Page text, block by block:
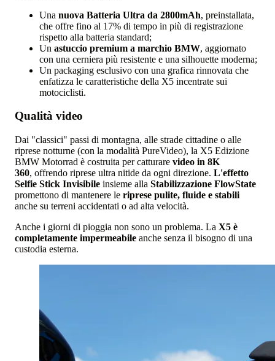
Una nuova Batteria Ultra da 2800mAh, preinstallata,
che offre fino al 17% di tempo in più di registrazione
rispetto alla batteria standard;
Un astuccio premium a marchio BMW, aggiornato
con una cerniera più resistente e una silhouette moderna;
Un packaging esclusivo con una grafica rinnovata che
enfatizza le caratteristiche della X5 incentrate sui
motociclisti.
Qualità video
Dai "classici" passi di montagna, alle strade cittadine o alle
riprese notturne (con la modalità PureVideo), la X5 Edizione
BMW Motorrad è costruita per catturare video in 8K
360, offrendo riprese ultra nitide da ogni direzione. L'effetto
Selfie Stick Invisibile insieme alla Stabilizzazione FlowState
promettono di mantenere le riprese pulite, fluide e stabili
anche su terreni accidentati o ad alta velocità.
Anche i giorni di pioggia non sono un problema. La X5 è
completamente impermeabile anche senza il bisogno di una
custodia esterna.